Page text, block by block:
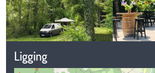
Ligging